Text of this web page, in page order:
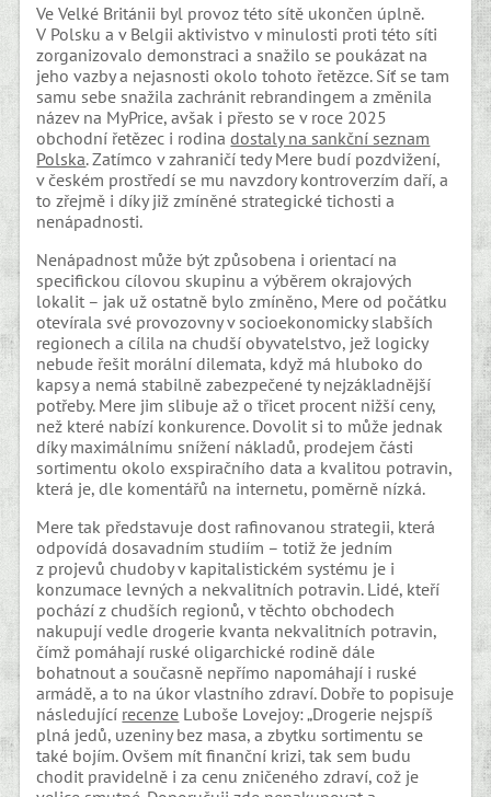
Ve Velké Británii byl provoz této sítě ukončen úplně.
V Polsku a v Belgii aktivistvo v minulosti proti této síti
zorganizovalo demonstraci a snažilo se poukázat na
jeho vazby a nejasnosti okolo tohoto řetězce. Síť se tam
samu sebe snažila zachránit rebrandingem a změnila
název na MyPrice, avšak i přesto se v roce 2025
obchodní řetězec i rodinadostaly na sankční seznam
Polska. Zatímco v zahraničí tedy Mere budí pozdvižení,
v českém prostředí se mu navzdory kontroverzím daří, a
to zřejmě i díky již zmíněné strategické tichosti a
nenápadnosti.
Nenápadnost může být způsobena i orientací na
specifickou cílovou skupinu a výběrem okrajových
lokalit – jak už ostatně bylo zmíněno, Mere od počátku
otevírala své provozovny v socioekonomicky slabších
regionech a cílila na chudší obyvatelstvo, jež logicky
nebude řešit morální dilemata, když má hluboko do
kapsy a nemá stabilně zabezpečené ty nejzákladnější
potřeby. Mere jim slibuje až o třicet procent nižší ceny,
než které nabízí konkurence. Dovolit si to může jednak
díky maximálnímu snížení nákladů, prodejem části
sortimentu okolo exspiračního data a kvalitou potravin,
která je, dle komentářů na internetu, poměrně nízká.
Mere tak představuje dost rafinovanou strategii, která
odpovídá dosavadním studiím – totiž že jedním
z projevů chudoby v kapitalistickém systému je i
konzumace levných a nekvalitních potravin. Lidé, kteří
pochází z chudších regionů, v těchto obchodech
nakupují vedle drogerie kvanta nekvalitních potravin,
čímž pomáhají ruské oligarchické rodině dále
bohatnout a současně nepřímo napomáhají i ruské
armádě, a to na úkor vlastního zdraví. Dobře to popisuje
následující recenze Luboše Lovejoy: „Drogerie nejspíš
plná jedů, uzeniny bez masa, a zbytku sortimentu se
také bojím. Ovšem mít finanční krizi, tak sem budu
chodit pravidelně i za cenu zničeného zdraví, což je